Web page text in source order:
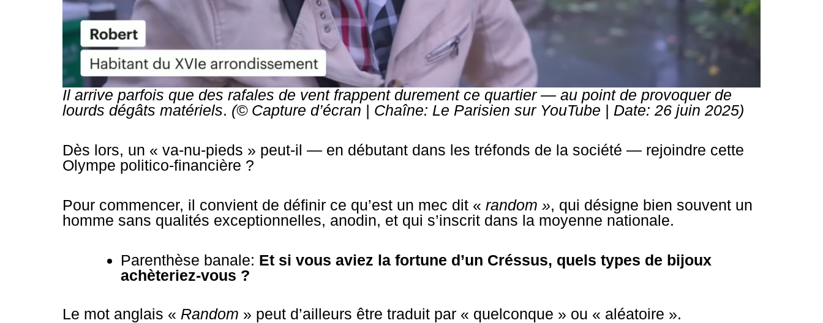
Il arrive parfois que des rafales de vent frappent durement ce quartier — au point de provoquer de
lourds dégâts matériels. (© Capture d’écran | Chaîne: Le Parisien sur YouTube | Date: 26 juin 2025)
Dès lors, un « va-nu-pieds » peut-il — en débutant dans les tréfonds de la société — rejoindre cette
Olympe politico-financière ?
Pour commencer, il convient de définir ce qu’est un mec dit « random », qui désigne bien souvent un
homme sans qualités exceptionnelles, anodin, et qui s’inscrit dans la moyenne nationale.
Parenthèse banale: Et si vous aviez la fortune d’un Créssus, quels types de bijoux
achèteriez-vous ?
Le mot anglais « Random » peut d’ailleurs être traduit par « quelconque » ou « aléatoire ».